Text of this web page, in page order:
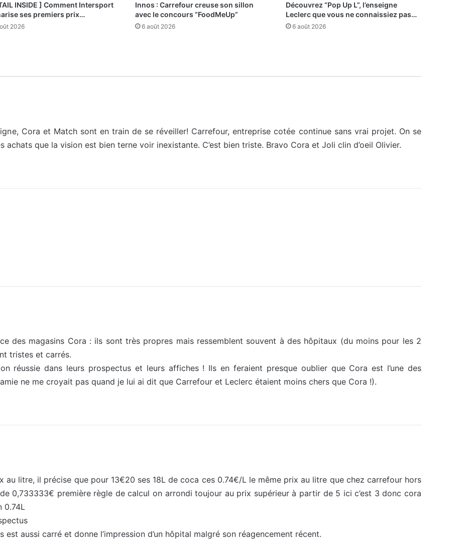
INSIDE ] Comment Intersport
ses premiers prix…
2026
Innos : Carrefour creuse son sillon
avec le concours “FoodMeUp”
6 août 2026
Découvrez “Pop Up L”, l’enseigne
Leclerc que vous ne connaissiez pas…
6 août 2026
Cora et Match sont en train de se réveiller! Carrefour, entreprise cotée continue sans vrai projet. On se
achats que la vision est bien terne voir inexistante. C’est bien triste. Bravo Cora et Joli clin d’oeil Olivier.
des magasins Cora : ils sont très propres mais ressemblent souvent à des hôpitaux (du moins pour les 2
tristes et carrés.
réussie dans leurs prospectus et leurs affiches ! Ils en feraient presque oublier que Cora est l’une des
ne me croyait pas quand je lui ai dit que Carrefour et Leclerc étaient moins chers que Cora !).
au litre, il précise que pour 13€20 ses 18L de coca ces 0.74€/L le même prix au litre que chez carrefour hors
0,733333€ première règle de calcul on arrondi toujour au prix supérieur à partir de 5 ici c’est 3 donc cora
0.74L
est aussi carré et donne l’impression d’un hôpital malgré son réagencement récent.